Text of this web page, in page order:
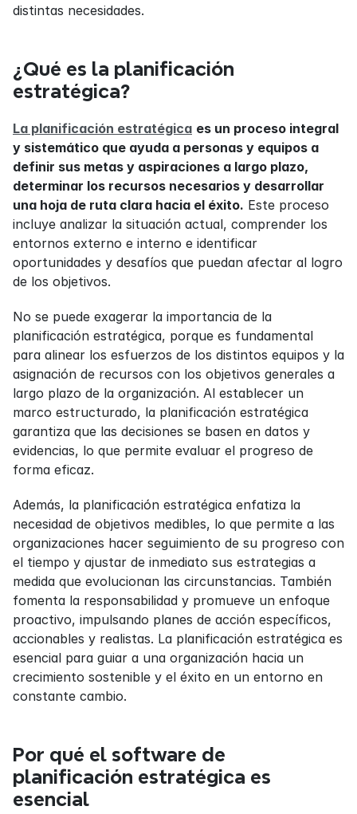
distintas necesidades.
¿Qué es la planificación
estratégica?
La planificación estratégica es un proceso integral
y sistemático que ayuda a personas y equipos a
definir sus metas y aspiraciones a largo plazo,
determinar los recursos necesarios y desarrollar
una hoja de ruta clara hacia el éxito. Este proceso
incluye analizar la situación actual, comprender los
entornos externo e interno e identificar
oportunidades y desafíos que puedan afectar al logro
de los objetivos.
No se puede exagerar la importancia de la
planificación estratégica, porque es fundamental
para alinear los esfuerzos de los distintos equipos y la
asignación de recursos con los objetivos generales a
largo plazo de la organización. Al establecer un
marco estructurado, la planificación estratégica
garantiza que las decisiones se basen en datos y
evidencias, lo que permite evaluar el progreso de
forma eficaz.
Además, la planificación estratégica enfatiza la
necesidad de objetivos medibles, lo que permite a las
organizaciones hacer seguimiento de su progreso con
el tiempo y ajustar de inmediato sus estrategias a
medida que evolucionan las circunstancias. También
fomenta la responsabilidad y promueve un enfoque
proactivo, impulsando planes de acción específicos,
accionables y realistas. La planificación estratégica es
esencial para guiar a una organización hacia un
crecimiento sostenible y el éxito en un entorno en
constante cambio.
Por qué el software de
planificación estratégica es
esencial